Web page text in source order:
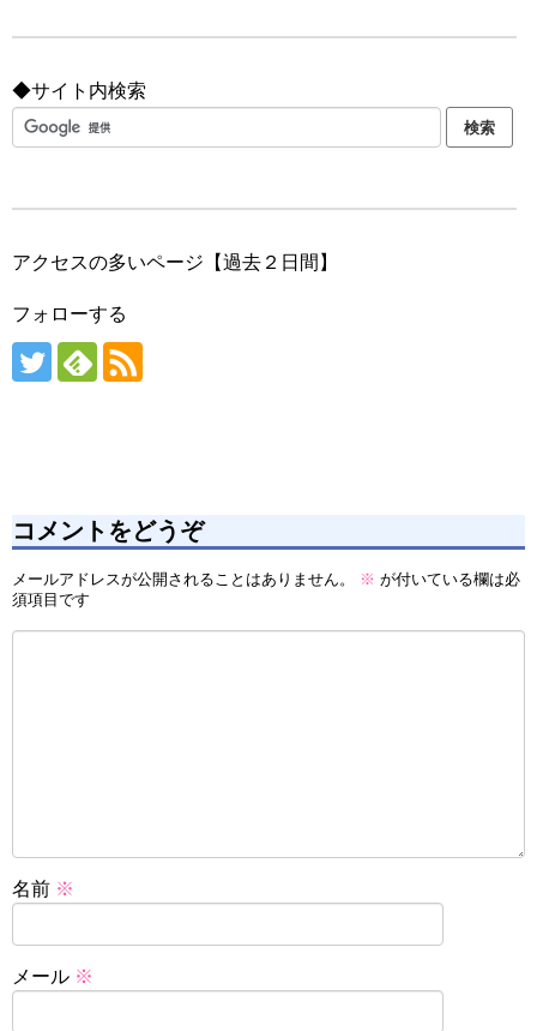
◆サイト内検索
アクセスの多いページ【過去２日間】
フォローする
コメントをどうぞ
メールアドレスが公開されることはありません。 ※ が付いている欄は必
須項目です
名前 ※
メール ※